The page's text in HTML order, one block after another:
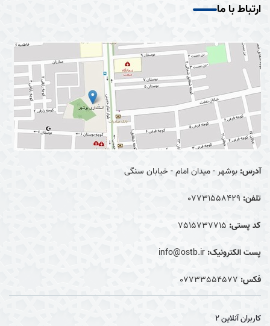
ارتباط با ما
آدرس: بوشهر - میدان امام - خیابان سنگی
تلفن: 07731558429
کد پستی: 7515737715
پست الکترونیک: info@ostb.ir
فکس: 07733554577
کاربران آنلاین2